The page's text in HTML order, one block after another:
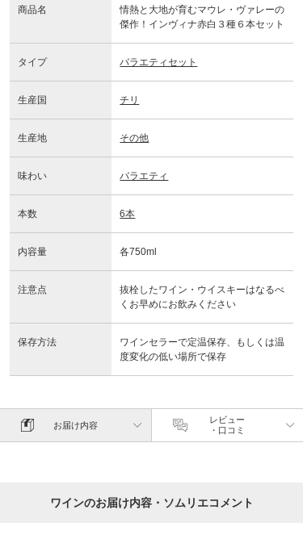
商品名
情熱と大地が育むマウレ・ヴァレーの
傑作！インヴィナ赤白３種６本セット
タイプ バラエティセット
生産国 チリ
生産地 その他
味わい バラエティ
本数 6本
内容量 各750ml
注意点
抜栓したワイン・ウイスキーはなるべ
くお早めにお飲みください
保存方法
ワインセラーで定温保存、もしくは温
度変化の低い場所で保存
お届け内容
レビュー
・口コミ
ワインのお届け内容・ソムリエコメント